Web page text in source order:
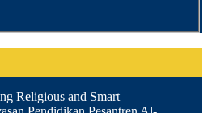
Religious and Smart